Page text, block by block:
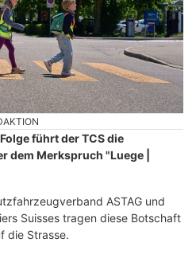
führt der TCS die
dem Merkspruch "Luege |
ASTAG und
Suisses tragen diese Botschaft
die Strasse.